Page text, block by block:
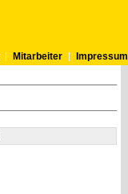
Mitarbeiter
Impressum